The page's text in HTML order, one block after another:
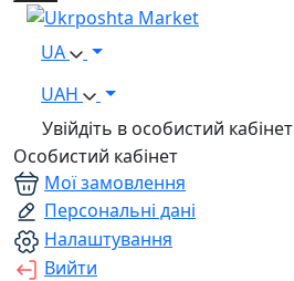
UA
UAH
Увійдіть в особистий кабінет
Особистий кабінет
Мої замовлення
Персональні дані
Налаштування
Вийти